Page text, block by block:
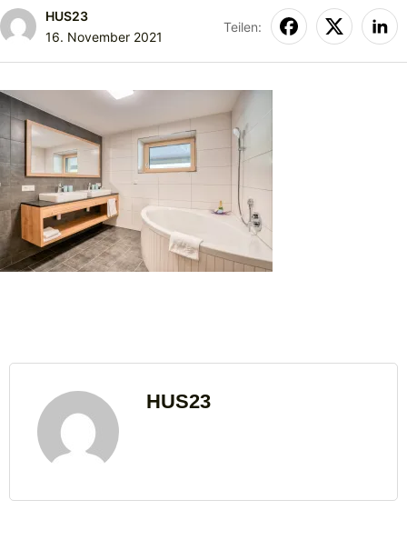
HUS23
16. November 2021
Teilen:
HUS23